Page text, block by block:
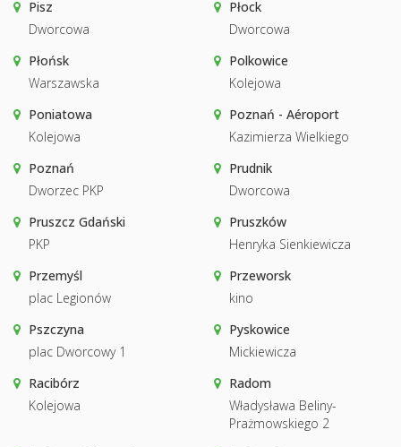
Pisz
Dworcowa
Płock
Dworcowa
Płońsk
Warszawska
Polkowice
Kolejowa
Poniatowa
Kolejowa
Poznań - Aéroport
Kazimierza Wielkiego
Poznań
Dworzec PKP
Prudnik
Dworcowa
Pruszcz Gdański
PKP
Pruszków
Henryka Sienkiewicza
Przemyśl
plac Legionów
Przeworsk
kino
Pszczyna
plac Dworcowy 1
Pyskowice
Mickiewicza
Racibórz
Kolejowa
Radom
Władysława Beliny-
Prażmowskiego 2